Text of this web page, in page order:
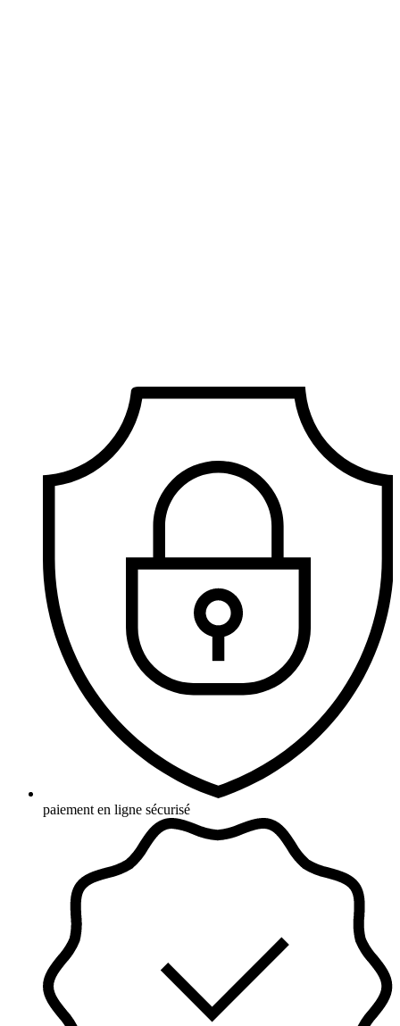
paiement en ligne sécurisé